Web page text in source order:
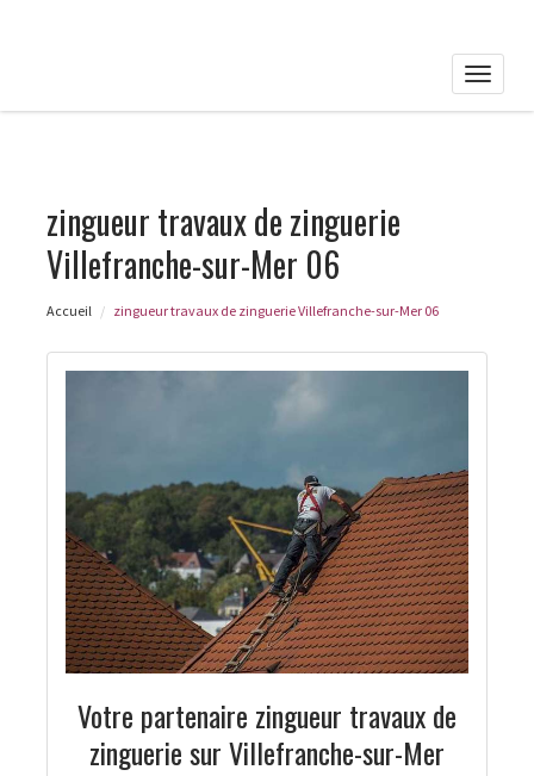
Toggle
zingueur travaux de zinguerie
Villefranche-sur-Mer 06
Accueil zingueur travaux de zinguerie Villefranche-sur-Mer 06
Votre partenaire zingueur travaux de
zinguerie sur Villefranche-sur-Mer